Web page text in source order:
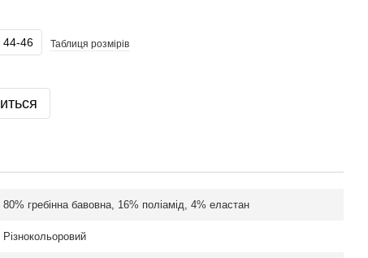
44-46 Таблиця розмірів
80% гребінна бавовна, 16% поліамід, 4% еластан
Різнокольоровий